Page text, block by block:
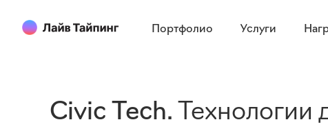
Портфолио Услуги
Civic Tech Технологии